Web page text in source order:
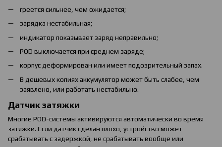
греется сильнее, чем ожидается;
зарядка нестабильная;
индикатор показывает заряд неправильно;
POD выключается при среднем заряде;
корпус деформирован или имеет подозрительный запах.
В дешевых копиях аккумулятор может быть слабее, чем
заявлено, или работать нестабильно.
Датчик затяжки
Многие POD-системы активируются автоматически во время
затяжки. Если датчик сделан плохо, устройство может
срабатывать с задержкой, не срабатывать вообще или